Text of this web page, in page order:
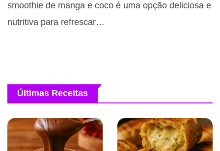
smoothie de manga e coco é uma opção deliciosa e
nutritiva para refrescar…
Últimas Receitas